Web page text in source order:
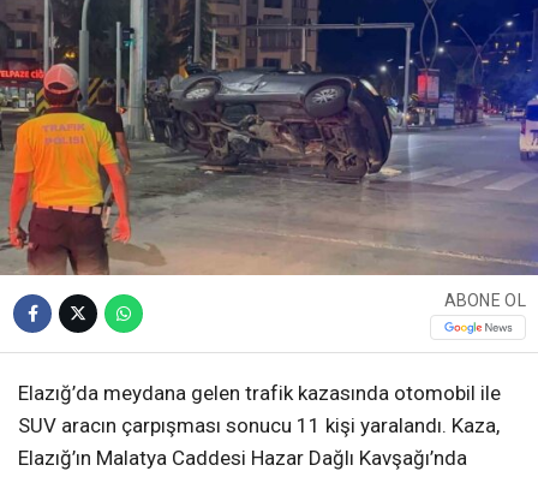
ABONE OL
Elazığ’da meydana gelen trafik kazasında otomobil ile
SUV aracın çarpışması sonucu 11 kişi yaralandı. Kaza,
Elazığ’ın Malatya Caddesi Hazar Dağlı Kavşağı’nda